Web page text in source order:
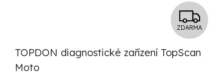
Z
D
A
ZDARMA
TOPDON diagnostické zařízení TopScan
Moto